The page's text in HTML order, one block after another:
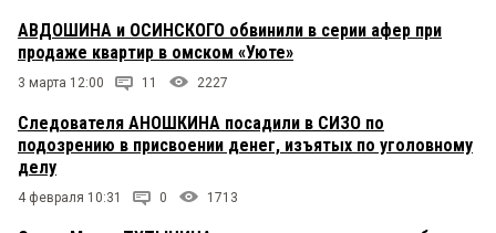
АВДОШИНА и ОСИНСКОГО обвинили в серии афер при
продаже квартир в омском «Уюте»
3 марта 12:00 11 2227
Следователя АНОШКИНА посадили в СИЗО по
подозрению в присвоении денег, изъятых по уголовному
делу
4 февраля 10:31 0 1713